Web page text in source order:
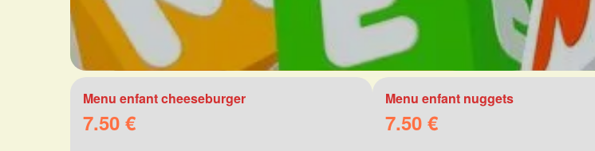
Menu enfant cheeseburger
7.50 €
Menu enfant nuggets
7.50 €